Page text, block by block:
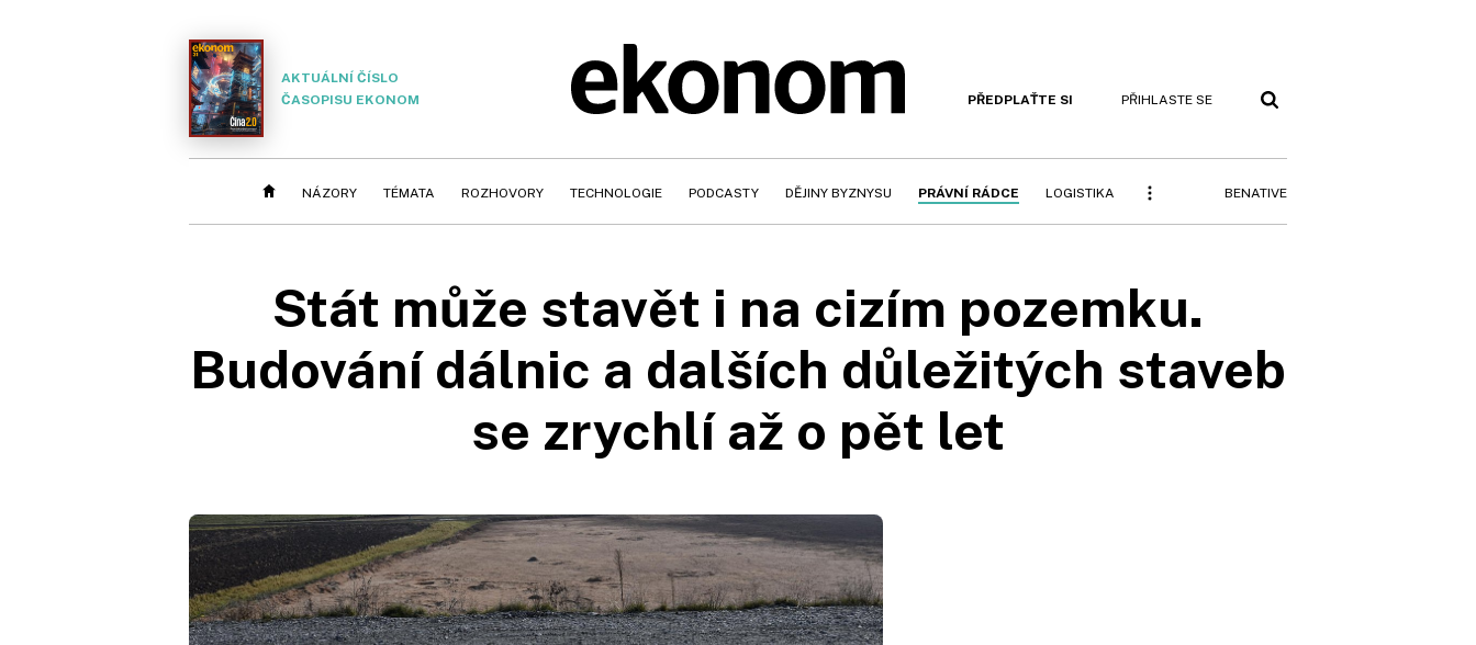
AKTUÁLNÍ ČÍSLO
ČASOPISU EKONOM
PŘEDPLAŤTE SI PŘIHLASTE SE
NÁZORY TÉMATA ROZHOVORY TECHNOLOGIE PODCASTY DĚJINY BYZNYSU PRÁVNÍ RÁDCE LOGISTIKA BENATIVE
Stát může stavět i na cizím pozemku.
Budování dálnic a dalších důležitých staveb
se zrychlí až o pět let